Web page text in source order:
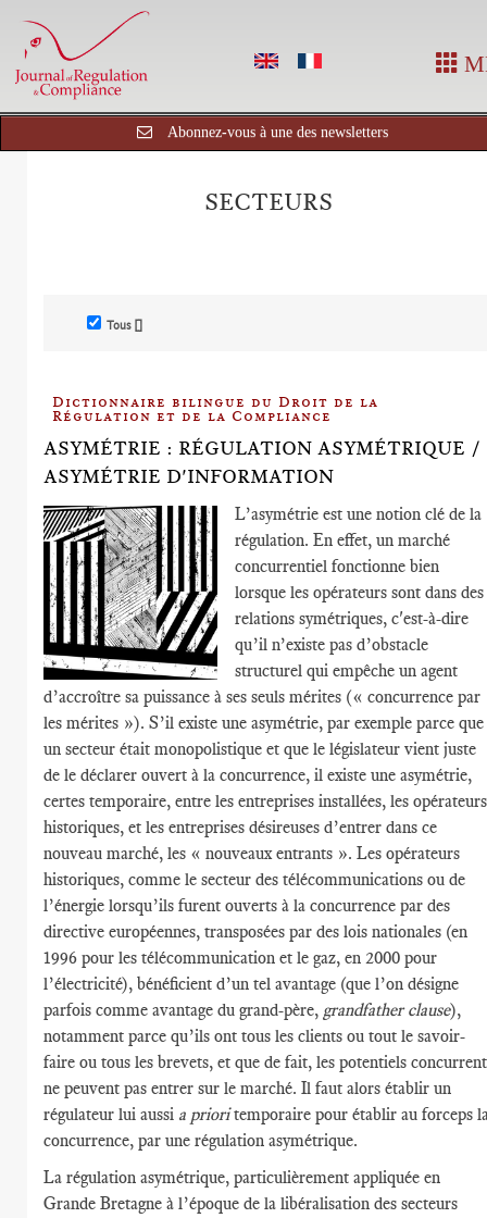
Abonnez-vous à une des newsletters
SECTEURS
Tous []
Dictionnaire bilingue du Droit de la
Régulation et de la Compliance
ASYMÉTRIE : RÉGULATION ASYMÉTRIQUE /
ASYMÉTRIE D'INFORMATION
L’asymétrie est une notion clé de la
régulation. En effet, un marché
concurrentiel fonctionne bien
lorsque les opérateurs sont dans des
relations symétriques, c'est-à-dire
qu’il n’existe pas d’obstacle
structurel qui empêche un agent
d’accroître sa puissance à ses seuls mérites (« concurrence par
les mérites »). S’il existe une asymétrie, par exemple parce que
un secteur était monopolistique et que le législateur vient juste
de le déclarer ouvert à la concurrence, il existe une asymétrie,
certes temporaire, entre les entreprises installées, les opérateurs
historiques, et les entreprises désireuses d’entrer dans ce
nouveau marché, les « nouveaux entrants ». Les opérateurs
historiques, comme le secteur des télécommunications ou de
l’énergie lorsqu’ils furent ouverts à la concurrence par des
directive européennes, transposées par des lois nationales (en
1996 pour les télécommunication et le gaz, en 2000 pour
l’électricité), bénéficient d’un tel avantage (que l’on désigne
parfois comme avantage du grand-père, grandfather clause),
notamment parce qu’ils ont tous les clients ou tout le savoir-
faire ou tous les brevets, et que de fait, les potentiels
ne peuvent pas entrer sur le marché. Il faut alors établir un
régulateur lui aussi a prioritemporaire pour établir au forceps
concurrence, par une régulation asymétrique.
La régulation asymétrique, particulièrement appliquée en
Grande Bretagne à l’époque de la libéralisation des secteurs